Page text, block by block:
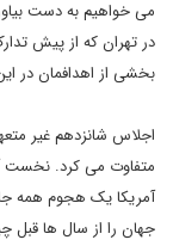
می خواهیم به دست
در تهران که از پیش
بخشی از اهدافمان در
اجلاس شانزدهم غیر
متفاوت می کرد. نخست
آمریکا یک هجوم همه
جهان را از سال ها قبل